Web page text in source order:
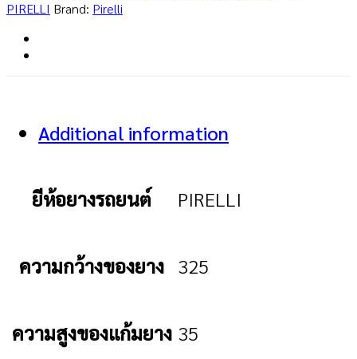
quantity
PIRELLI Brand: Pirelli
Additional information
ยีห้อยางรถยนต์ PIRELLI
ความกว้างของยาง 325
ความสูงของแก้มยาง 35